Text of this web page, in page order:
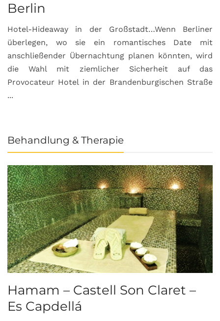
Berlin
Hotel-Hideaway in der Großstadt…Wenn Berliner
überlegen, wo sie ein romantisches Date mit
anschließender Übernachtung planen könnten, wird
die Wahl mit ziemlicher Sicherheit auf das
Provocateur Hotel in der Brandenburgischen Straße
...
Behandlung & Therapie
Hamam – Castell Son Claret –
Es Capdellá